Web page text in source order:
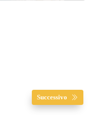
Successivo